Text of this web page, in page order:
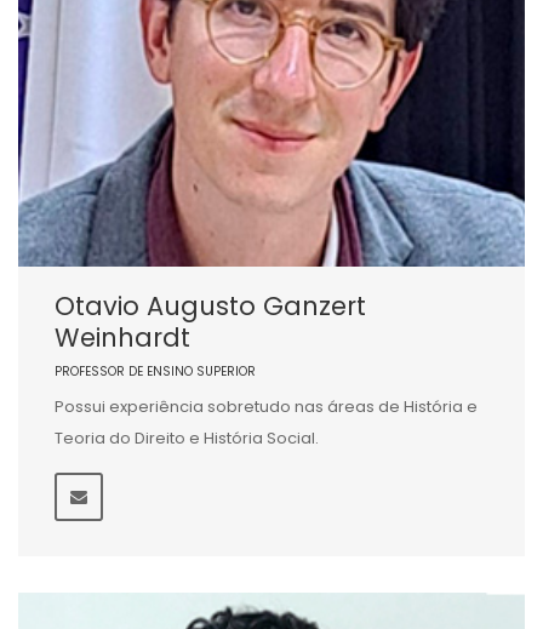
Otavio Augusto Ganzert
Weinhardt
PROFESSOR DE ENSINO SUPERIOR
Possui experiência sobretudo nas áreas de História e
Teoria do Direito e História Social.